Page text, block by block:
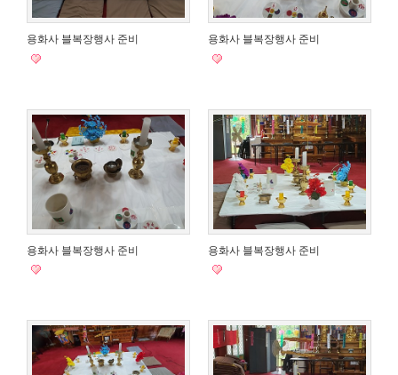
용화사 블복장행사 준비 용화사 블복장행사 준비
용화사 블복장행사 준비 용화사 블복장행사 준비